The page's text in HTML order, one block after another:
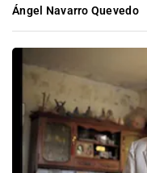
Ángel Navarro Quevedo